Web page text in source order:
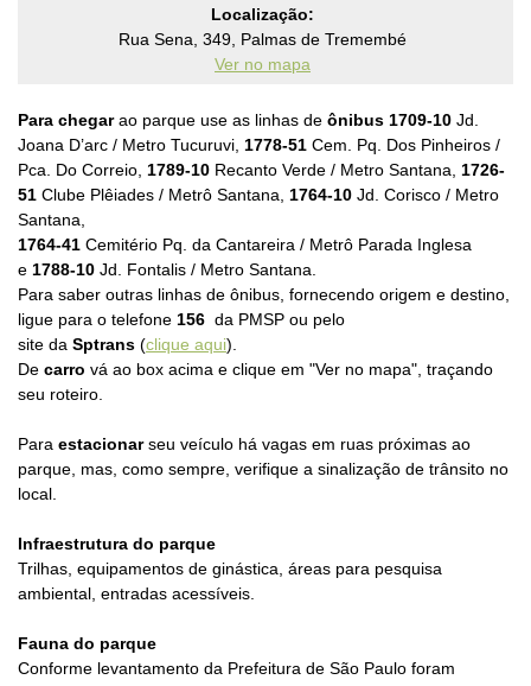
Localização:
Rua Sena, 349, Palmas de Tremembé
Ver no mapa
Para chegarao parque use as linhas de ônibus 1709-10 Jd.
Joana D’arc / Metro Tucuruvi, 1778-51 Cem. Pq. Dos Pinheiros /
Pca. Do Correio, 1789-10 Recanto Verde / Metro Santana, 1726-
51 Clube Plêiades / Metrô Santana, 1764-10 Jd. Corisco / Metro
Santana,
1764-41 Cemitério Pq. da Cantareira / Metrô Parada Inglesa
e 1788-10 Jd. Fontalis / Metro Santana.
Para saber outras linhas de ônibus, fornecendo origem e destino,
ligue para o telefone 156 da PMSP ou pelo
site da Sptrans (clique aqui).
De carro vá ao box acima e clique em "Ver no mapa", traçando
seu roteiro.
Para estacionarseu veículo há vagas em ruas próximas ao
parque, mas, como sempre, verifique a sinalização de trânsito no
local.
Infraestrutura do parque
Trilhas, equipamentos de ginástica, áreas para pesquisa
ambiental, entradas acessíveis.
Fauna do parque
Conforme levantamento da Prefeitura de São Paulo foram